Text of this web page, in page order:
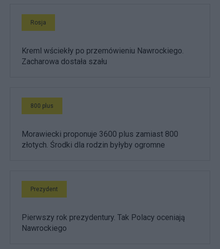
Rosja
Kreml wściekły po przemówieniu Nawrockiego.
Zacharowa dostała szału
800 plus
Morawiecki proponuje 3600 plus zamiast 800
złotych. Środki dla rodzin byłyby ogromne
Prezydent
Pierwszy rok prezydentury. Tak Polacy oceniają
Nawrockiego